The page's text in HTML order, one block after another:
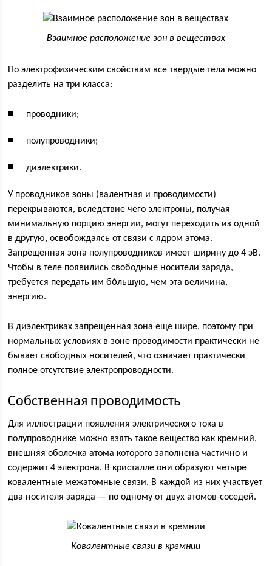
Взаимное расположение зон в веществах
По электрофизическим свойствам все твердые тела можно
разделить на три класса:
проводники;
полупроводники;
диэлектрики.
У проводников зоны (валентная и проводимости)
перекрываются, вследствие чего электроны, получая
минимальную порцию энергии, могут переходить из одной
в другую, освобождаясь от связи с ядром атома.
Запрещенная зона полупроводников имеет ширину до 4 эВ.
Чтобы в теле появились свободные носители заряда,
требуется передать им бо́льшую, чем эта величина,
энергию.
В диэлектриках запрещенная зона еще шире, поэтому при
нормальных условиях в зоне проводимости практически не
бывает свободных носителей, что означает практически
полное отсутствие электропроводности.
Собственная проводимость
Для иллюстрации появления электрического тока в
полупроводнике можно взять такое вещество как кремний,
внешняя оболочка атома которого заполнена частично и
содержит 4 электрона. В кристалле они образуют четыре
ковалентные межатомные связи. В каждой из них участвует
два носителя заряда — по одному от двух атомов-соседей.
Ковалентные связи в кремнии